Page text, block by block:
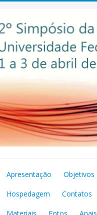
Apresentação Objetivos
Hospedagem Contatos